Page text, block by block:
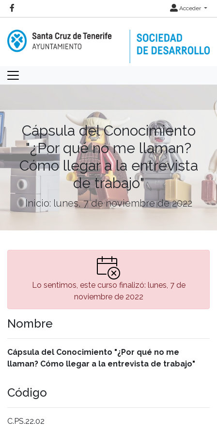
Acceder
Cápsula del Conocimiento
"¿Por qué no me llaman?
Cómo llegar a la entrevista
de trabajo"
Inicio: lunes, 7 de noviembre de 2022
Lo sentimos, este curso finalizó: lunes, 7 de
noviembre de 2022
Nombre
Cápsula del Conocimiento "¿Por qué no me
llaman? Cómo llegar a la entrevista de trabajo"
Código
C.PS.22.02